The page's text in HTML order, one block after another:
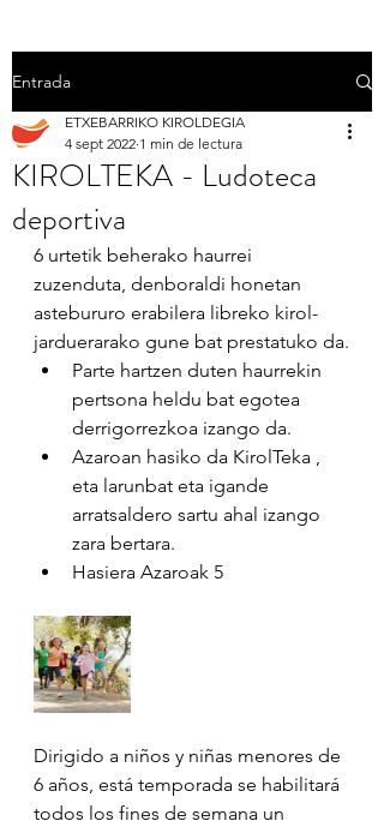
Entrada
KIROLTEKA - Ludoteca
deportiva
ETXEBARRIKO KIROLDEGIA
4 sept 2022 1 min de lectura
6 urtetik beherako haurrei
zuzenduta, denboraldi honetan
astebururo erabilera libreko kirol-
jarduerarako gune bat prestatuko da.
Parte hartzen duten haurrekin
pertsona heldu bat egotea
derrigorrezkoa izango da.
Azaroan hasiko da KirolTeka ,
eta larunbat eta igande
arratsaldero sartu ahal izango
zara bertara.
Hasiera Azaroak 5
Dirigido a niños y niñas menores de
6 años, está temporada se habilitará
todos los fines de semana un